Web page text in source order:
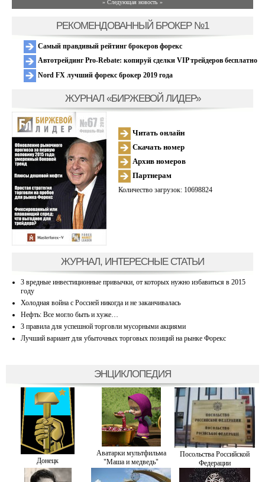
» Следующая новость »
РЕКОМЕНДОВАННЫЙ БРОКЕР №1
Самый правдивый рейтинг брокеров форекс
Автотрейдинг Pro-Rebate: копируй сделки VIP трейдеров бесплатно
Nord FX лучший форекс брокер 2019 года
ЖУРНАЛ «БИРЖЕВОЙ ЛИДЕР»
Читать онлайн
Скачать номер
Архив номеров
Партнерам
Количество загрузок: 10698824
ЖУРНАЛ, ИНТЕРЕСНЫЕ СТАТЬИ
3 вредные инвестиционные привычки, от которых нужно избавиться в 2015
году
Холодная война с Россией никогда и не заканчивалась
Нефть: Все могло быть и хуже…
3 правила для успешной торговли мусорными акциями
Лучший вариант для убыточных торговых позиций на рынке Форекс
ЭНЦИКЛОПЕДИЯ
Донецк
Аватарки мультфильма
"Маша и медведь"
Посольства Российской
Федерации